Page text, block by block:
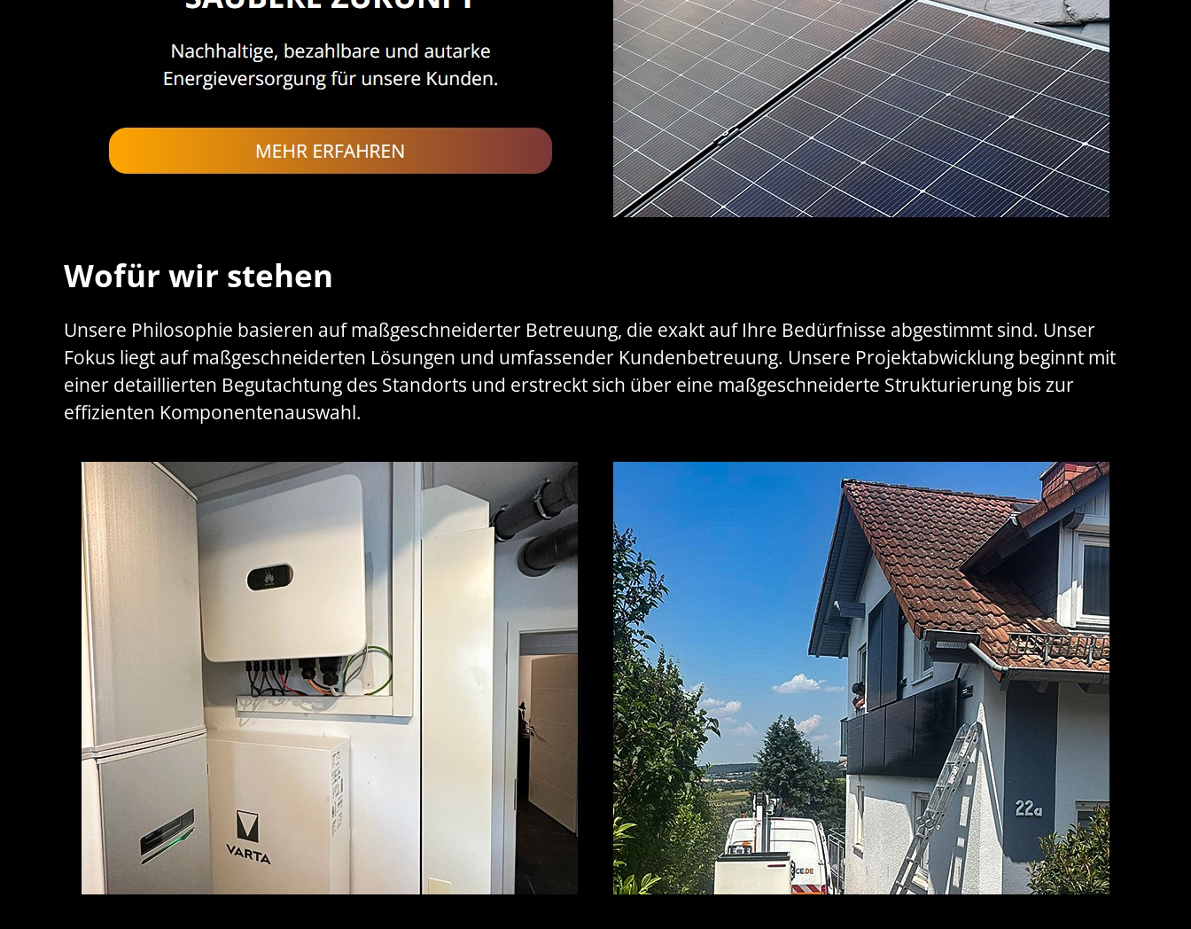
Wofür wir stehen
Unsere Philosophie basieren auf maßgeschneiderter Betreuung, die exakt auf Ihre Bedürfnisse abgestimmt sind. Unser
Fokus liegt auf maßgeschneiderten Lösungen und umfassender Kundenbetreuung. Unsere Projektabwicklung beginnt mit
einer detaillierten Begutachtung des Standorts und erstreckt sich über eine maßgeschneiderte Strukturierung bis zur
effizienten Komponentenauswahl.